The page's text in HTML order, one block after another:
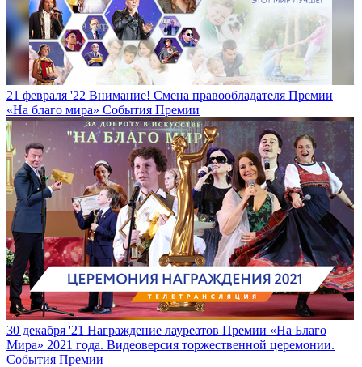
21 февраля '22 Внимание! Смена правообладателя Премии
«На благо мира» События Премии
30 декабря '21 Награждение лауреатов Премии «На Благо
Мира» 2021 года. Видеоверсия торжественной церемонии.
События Премии